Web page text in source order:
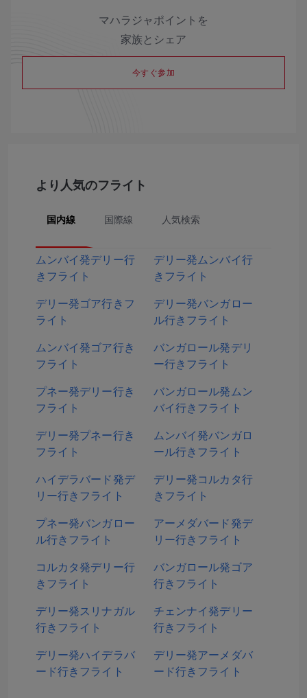
マハラジャポイントを
家族とシェア
今すぐ参加
より人気のフライト
国内線 国際線 人気検索
ムンバイ発デリー行
きフライト
デリー発ムンバイ行
きフライト
デリー発ゴア行きフ
ライト
デリー発バンガロー
ル行きフライト
ムンバイ発ゴア行き
フライト
バンガロール発デリ
ー行きフライト
プネー発デリー行き
フライト
バンガロール発ムン
バイ行きフライト
デリー発プネー行き
フライト
ムンバイ発バンガロ
ール行きフライト
ハイデラバード発デ
リー行きフライト
デリー発コルカタ行
きフライト
プネー発バンガロー
ル行きフライト
アーメダバード発デ
リー行きフライト
コルカタ発デリー行
きフライト
バンガロール発ゴア
行きフライト
デリー発スリナガル
行きフライト
チェンナイ発デリー
行きフライト
デリー発ハイデラバ
ード行きフライト
デリー発アーメダバ
ード行きフライト